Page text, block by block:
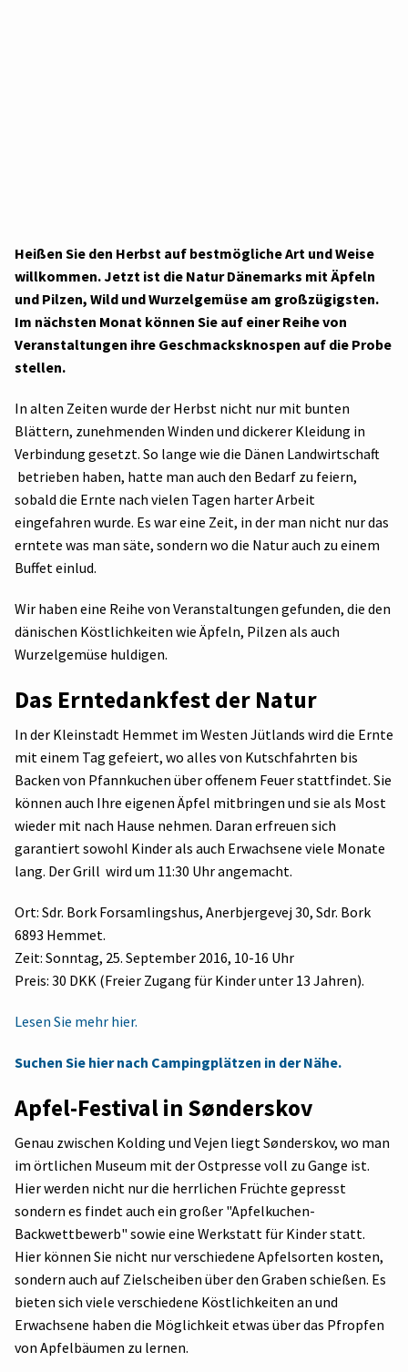
Heißen Sie den Herbst auf bestmögliche Art und Weise
willkommen. Jetzt ist die Natur Dänemarks mit Äpfeln
und Pilzen, Wild und Wurzelgemüse am großzügigsten.
Im nächsten Monat können Sie auf einer Reihe von
Veranstaltungen ihre Geschmacksknospen auf die Probe
stellen.
In alten Zeiten wurde der Herbst nicht nur mit bunten
Blättern, zunehmenden Winden und dickerer Kleidung in
Verbindung gesetzt. So lange wie die Dänen Landwirtschaft
betrieben haben, hatte man auch den Bedarf zu feiern,
sobald die Ernte nach vielen Tagen harter Arbeit
eingefahren wurde. Es war eine Zeit, in der man nicht nur das
erntete was man säte, sondern wo die Natur auch zu einem
Buffet einlud.
Wir haben eine Reihe von Veranstaltungen gefunden, die den
dänischen Köstlichkeiten wie Äpfeln, Pilzen als auch
Wurzelgemüse huldigen.
Das Erntedankfest der Natur
In der Kleinstadt Hemmet im Westen Jütlands wird die Ernte
mit einem Tag gefeiert, wo alles von Kutschfahrten bis
Backen von Pfannkuchen über offenem Feuer stattfindet. Sie
können auch Ihre eigenen Äpfel mitbringen und sie als Most
wieder mit nach Hause nehmen. Daran erfreuen sich
garantiert sowohl Kinder als auch Erwachsene viele Monate
lang. Der Grill wird um 11:30 Uhr angemacht.
Ort: Sdr. Bork Forsamlingshus, Anerbjergevej 30, Sdr. Bork
6893 Hemmet.
Zeit: Sonntag, 25. September 2016, 10-16 Uhr
Preis: 30 DKK (Freier Zugang für Kinder unter 13 Jahren).
Lesen Sie mehr hier.
Suchen Sie hier nach Campingplätzen in der Nähe.
Apfel-Festival in Sønderskov
Genau zwischen Kolding und Vejen liegt Sønderskov, wo man
im örtlichen Museum mit der Ostpresse voll zu Gange ist.
Hier werden nicht nur die herrlichen Früchte gepresst
sondern es findet auch ein großer "Apfelkuchen-
Backwettbewerb" sowie eine Werkstatt für Kinder statt.
Hier können Sie nicht nur verschiedene Apfelsorten kosten,
sondern auch auf Zielscheiben über den Graben schießen. Es
bieten sich viele verschiedene Köstlichkeiten an und
Erwachsene haben die Möglichkeit etwas über das Pfropfen
von Apfelbäumen zu lernen.